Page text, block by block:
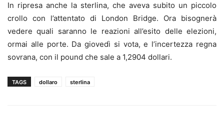
In ripresa anche la sterlina, che aveva subito un piccolo
crollo con l’attentato di London Bridge. Ora bisognerà
vedere quali saranno le reazioni all’esito delle elezioni,
ormai alle porte. Da giovedì si vota, e l’incertezza regna
sovrana, con il pound che sale a 1,2904 dollari.
TAGS dollaro sterlina